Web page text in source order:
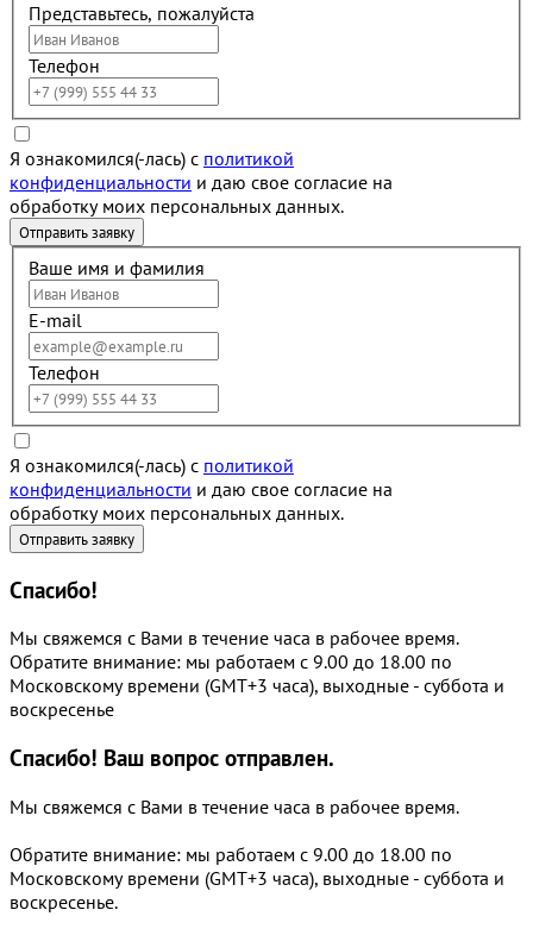
Представьтесь, пожалуйста
Телефон
Я ознакомился(-лась) с политикой
конфиденциальности и даю свое согласие на
обработку моих персональных данных.
Ваше имя и фамилия
E-mail
Телефон
Я ознакомился(-лась) с политикой
конфиденциальности и даю свое согласие на
обработку моих персональных данных.
Спасибо!
Мы свяжемся с Вами в течение часа в рабочее время.
Обратите внимание: мы работаем с 9.00 до 18.00 по
Московскому времени (GMT+3 часа), выходные - суббота и
воскресенье
Спасибо! Ваш вопрос отправлен.
Мы свяжемся с Вами в течение часа в рабочее время.
Обратите внимание: мы работаем с 9.00 до 18.00 по
Московскому времени (GMT+3 часа), выходные - суббота и
воскресенье.